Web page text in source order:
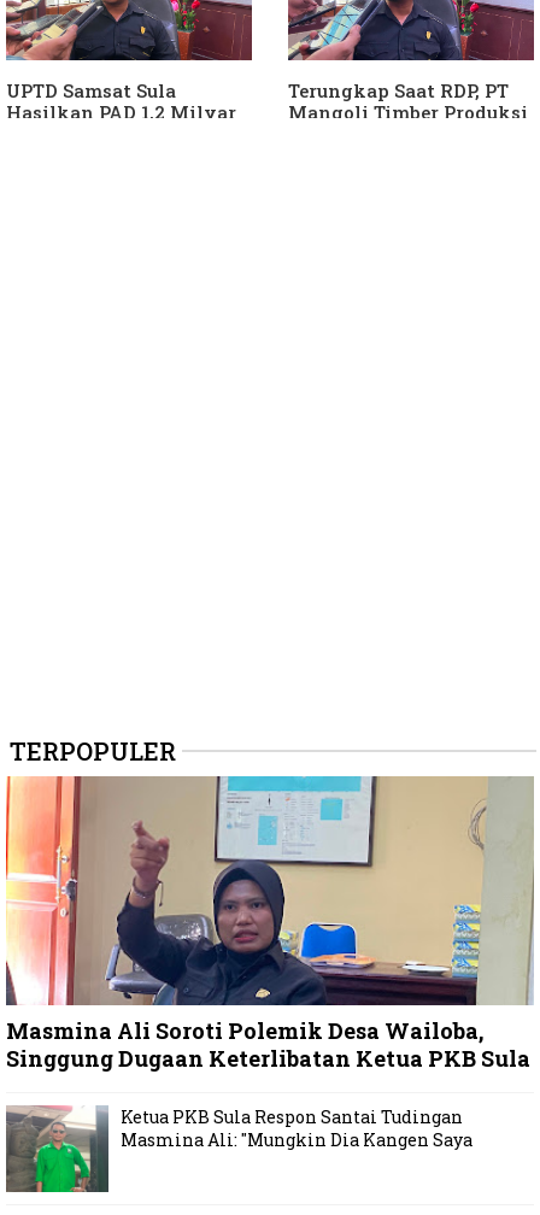
UPTD Samsat Sula
Hasilkan PAD 1,2 Milyar
Terungkap Saat RDP, PT
Mangoli Timber Produksi
TERPOPULER
Masmina Ali Soroti Polemik Desa Wailoba,
Singgung Dugaan Keterlibatan Ketua PKB Sula
Ketua PKB Sula Respon Santai Tudingan
Masmina Ali: "Mungkin Dia Kangen Saya